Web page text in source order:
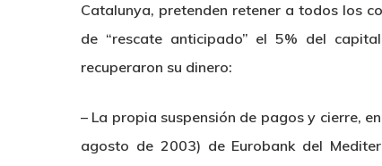
Catalunya, pretenden retener a todos los
de “rescate anticipado” el 5% del
recuperaron su dinero:
– La propia suspensión de pagos y cierre,
agosto de 2003) de Eurobank del